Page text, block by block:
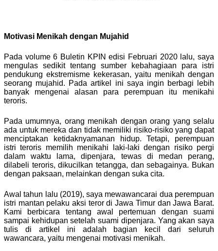
Motivasi Menikah dengan Mujahid
Pada volume 6 Buletin KPIN edisi Februari 2020 lalu, saya
mengulas sedikit tentang sumber kebahagiaan para istri
pendukung ekstremisme kekerasan, yaitu menikah dengan
seorang mujahid. Pada artikel ini saya ingin berbagi lebih
banyak mengenai alasan para perempuan itu menikahi
teroris.
Pada umumnya, orang menikah dengan orang yang selalu
ada untuk mereka dan tidak memiliki risiko-risiko yang dapat
menciptakan ketidaknyamanan hidup. Tetapi, perempuan
istri teroris memilih menikahi laki-laki dengan risiko pergi
dalam waktu lama, dipenjara, tewas di medan perang,
dilabeli teroris, dikucilkan tetangga, dan sebagainya. Bukan
dengan paksaan, melainkan dengan suka cita.
Awal tahun lalu (2019), saya mewawancarai dua perempuan
istri mantan pelaku aksi teror di Jawa Timur dan Jawa Barat.
Kami berbicara tentang awal pertemuan dengan suami
sampai kehidupan setelah suami dipenjara. Yang akan saya
tulis di artikel ini adalah bagian kecil dari seluruh
wawancara, yaitu mengenai motivasi menikah.